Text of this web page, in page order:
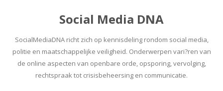
Social Media DNA
SocialMediaDNA richt zich op kennisdeling rondom social media,
politie en maatschappelijke veiligheid. Onderwerpen vari?ren van
de online aspecten van openbare orde, opsporing, vervolging,
rechtspraak tot crisisbeheersing en communicatie.